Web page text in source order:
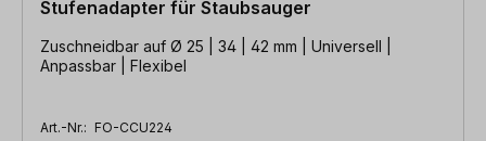
Stufenadapter für Staubsauger
Zuschneidbar auf Ø 25 | 34 | 42 mm | Universell |
Anpassbar | Flexibel
Art.-Nr.: FO-CCU224